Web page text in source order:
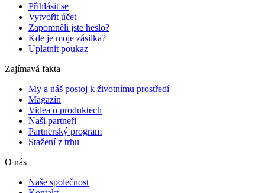
Přihlásit se
Vytvořit účet
Zapomněli jste heslo?
Kde je moje zásilka?
Uplatnit poukaz
Zajímavá fakta
My a náš postoj k životnímu prostředí
Magazín
Videa o produktech
Naši partneři
Partnerský program
Stažení z trhu
O nás
Naše společnost